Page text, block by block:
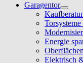
Garagentor
Energie
Elektrisch